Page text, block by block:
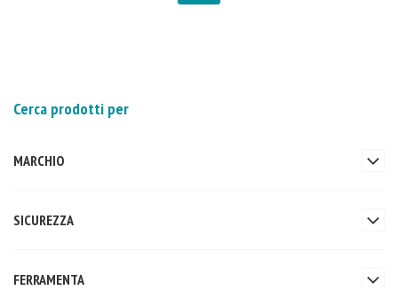
Cerca prodotti per
MARCHIO
SICUREZZA
FERRAMENTA